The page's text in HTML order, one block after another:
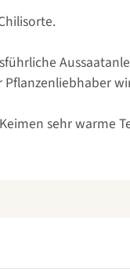
Pflanzenliebhaber
sehr warme